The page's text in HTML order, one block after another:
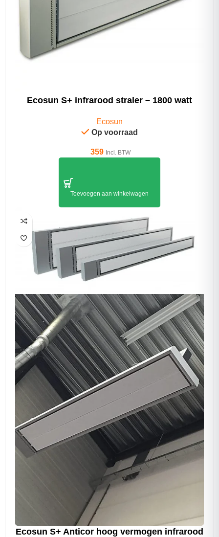
Ecosun S+ infrarood straler – 1800 watt
Ecosun
Op voorraad
359 Incl. BTW
Toevoegen aan winkelwagen
Ecosun S+ Anticor hoog vermogen infrarood